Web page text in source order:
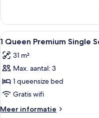
kamer,
queensize
Alle
foto's
voor
1
Queen
Premium
Single
3
1 Queen Premium Single
31 m²
Max. aantal: 3
1 queensize bed
Gratis wifi
Meer informatie
Meer